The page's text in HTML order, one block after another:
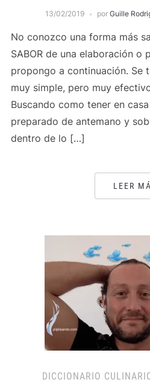
13/02/2019 por Guille
No conozco una forma más
SABOR de una elaboración o
propongo a continuación. Se
muy simple, pero muy
Buscando como tener en
preparado de antemano y
dentro de lo […]
LEER
DICCIONARIO